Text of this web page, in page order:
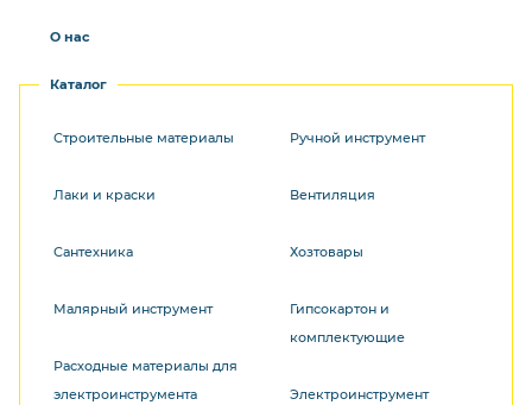
О нас
Каталог
Строительные материалы
Лаки и краски
Сантехника
Малярный инструмент
Расходные материалы для
электроинструмента
Ручной инструмент
Вентиляция
Хозтовары
Гипсокартон и
комплектующие
Электроинструмент